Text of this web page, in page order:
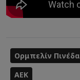
Ορμπελίν Πινέδα
ΑΕΚ